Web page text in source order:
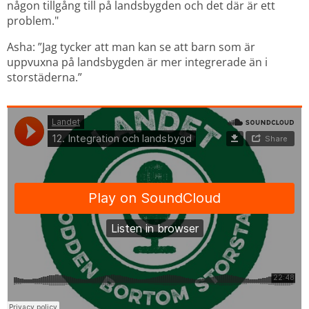
någon tillgång till på landsbygden och det där är ett
problem."
Asha: ”Jag tycker att man kan se att barn som är
uppvuxna på landsbygden är mer integrerade än i
storstäderna.”